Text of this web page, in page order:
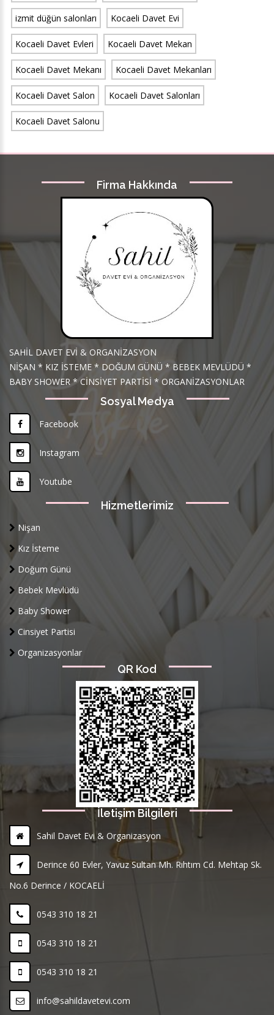
izmit düğün salonları Kocaeli Davet Evi
Kocaeli Davet Evleri Kocaeli Davet Mekan
Kocaeli Davet Mekanı Kocaeli Davet Mekanları
Kocaeli Davet Salon Kocaeli Davet Salonları
Kocaeli Davet Salonu
Firma Hakkında
SAHİL DAVET EVİ & ORGANİZASYON
NİŞAN * KIZ İSTEME * DOĞUM GÜNÜ * BEBEK MEVLÜDÜ *
BABY SHOWER * CİNSİYET PARTİSİ * ORGANİZASYONLAR
Sosyal Medya
Facebook
Instagram
Youtube
Hizmetlerimiz
Nişan
Kız İsteme
Doğum Günü
Bebek Mevlüdü
Baby Shower
Cinsiyet Partisi
Organizasyonlar
QR Kod
İletişim Bilgileri
Sahil Davet Evi & Organizasyon
Derince 60 Evler, Yavuz Sultan Mh. Rıhtım Cd. Mehtap Sk.
No.6 Derince / KOCAELİ
0543 310 18 21
0543 310 18 21
0543 310 18 21
info@sahildavetevi.com